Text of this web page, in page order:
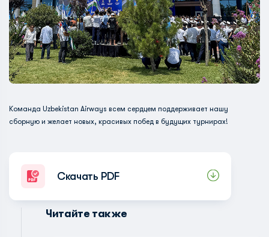
Команда Uzbekistan Airways всем сердцем поддерживает нашу
сборную и желает новых, красивых побед в будущих турнирах!
Скачать PDF
Читайте также